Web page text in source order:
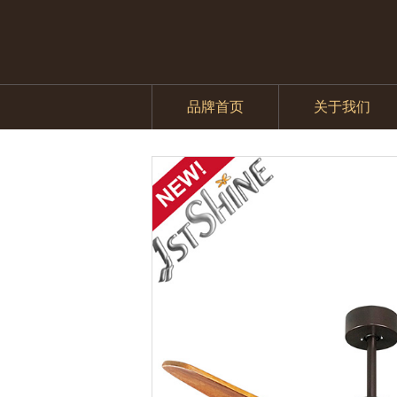
品牌首页 关于我们